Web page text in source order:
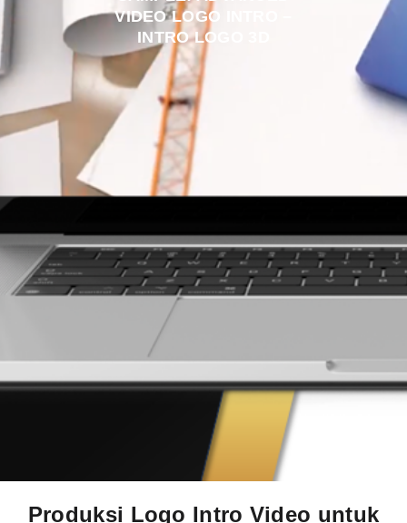
VIDEO LOGO INTRO –
INTRO LOGO 3D
Produksi Logo Intro Video untuk